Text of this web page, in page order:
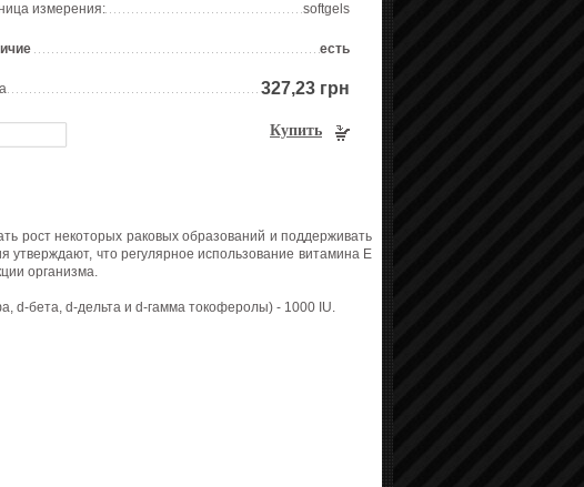
измерения: softgels
есть
327,23 грн
Купить
рост некоторых раковых образований и поддерживать
что регулярное использование витамина E
организма.
d-бета, d-дельта и d-гамма токоферолы) - 1000 IU.